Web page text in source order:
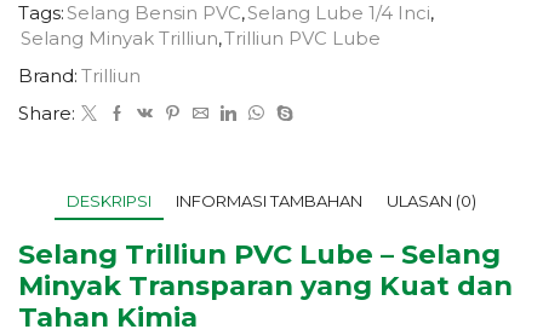
Tags:Selang Bensin PVC,Selang Lube 1/4 Inci,
Selang Minyak Trilliun,Trilliun PVC Lube
Brand: Trilliun
Share:
DESKRIPSI INFORMASI TAMBAHAN ULASAN (0)
Selang Trilliun PVC Lube – Selang
Minyak Transparan yang Kuat dan
Tahan Kimia